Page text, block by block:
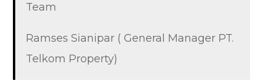
Team
Ramses Sianipar ( General Manager PT.
Telkom Property)